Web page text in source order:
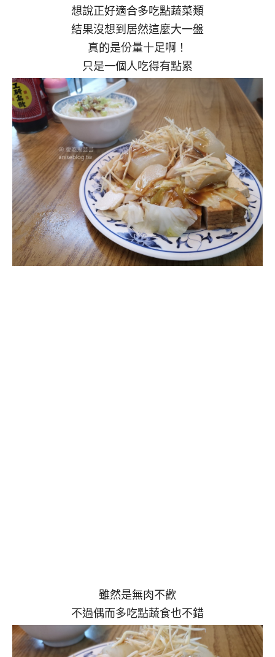
想說正好適合多吃點蔬菜類
結果沒想到居然這麼大一盤
真的是份量十足啊！
只是一個人吃得有點累
雖然是無肉不歡
不過偶而多吃點蔬食也不錯